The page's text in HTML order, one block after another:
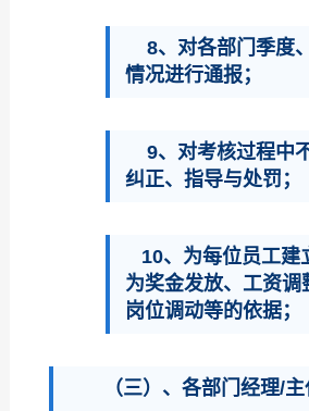
8、对各部门季度
情况进行通报；
9、对考核过程中
纠正、指导与处罚；
10、为每位员工建
为奖金发放、工资调
岗位调动等的依据；
（三）、各部门经理/